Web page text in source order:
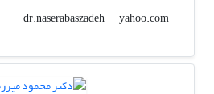
dr.naserabaszadeh
yahoo.com